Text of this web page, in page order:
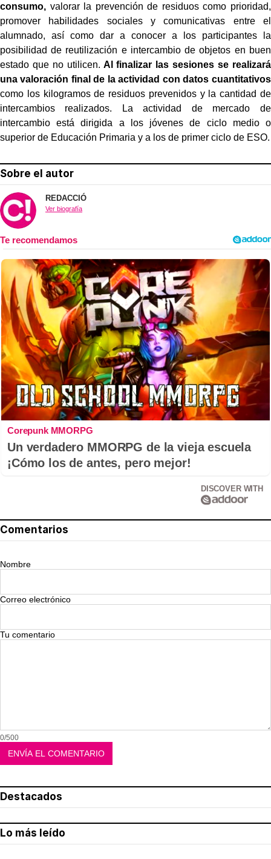
consumo, valorar la prevención de residuos como prioridad,
promover habilidades sociales y comunicativas entre el
alumnado, así como dar a conocer a los participantes la
posibilidad de reutilización e intercambio de objetos en buen
estado que no utilicen. Al finalizar las sesiones se realizará
una valoración final de la actividad con datos cuantitativos
como los kilogramos de residuos prevenidos y la cantidad de
intercambios realizados. La actividad de mercado de
intercambio está dirigida a los jóvenes de ciclo medio o
superior de Educación Primaria y a los de primer ciclo de ESO.
Sobre el autor
REDACCIÓ
Ver biografía
Corepunk MMORPG
Un verdadero MMORPG de la vieja escuela
¡Cómo los de antes, pero mejor!
DISCOVER WITH
Comentarios
Nombre
Correo electrónico
Tu comentario
0/500
Destacados
Lo más leído